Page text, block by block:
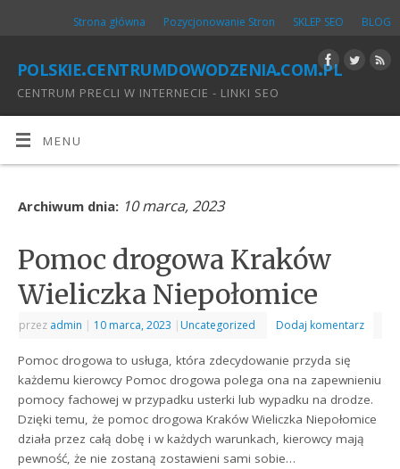
Strona główna Pozycjonowanie Stron SKLEP SEO BLOG
polskie.centrumdowodzenia.com.pl
CENTRUM PRECLI W INTERNECIE - LINKI SEO
MENU
Archiwum dnia: 10 marca, 2023
Pomoc drogowa Kraków
Wieliczka Niepołomice
przez admin | 10 marca, 2023 | Uncategorized Dodaj komentarz
Pomoc drogowa to usługa, która zdecydowanie przyda się
każdemu kierowcy Pomoc drogowa polega ona na zapewnieniu
pomocy fachowej w przypadku usterki lub wypadku na drodze.
Dzięki temu, że pomoc drogowa Kraków Wieliczka Niepołomice
działa przez całą dobę i w każdych warunkach, kierowcy mają
pewność, że nie zostaną zostawieni sami sobie…